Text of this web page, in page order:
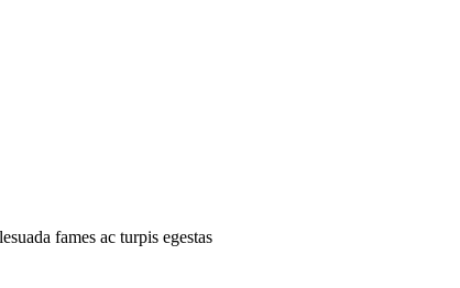
fames ac turpis egestas